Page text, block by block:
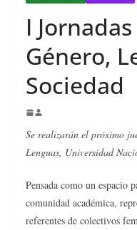
I
Género,
Sociedad
Se realizarán el próximo
Lenguas, Universidad
Pensada como un espacio
comunidad académica,
referentes de colectivos